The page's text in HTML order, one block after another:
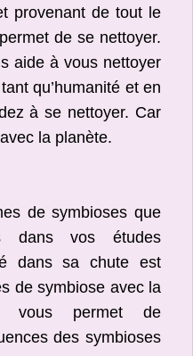
provenant de tout le
de se nettoyer.
aide à vous nettoyer
qu’humanité et en
à se nettoyer. Car
la planète.
de symbioses que
dans vos études
dans sa chute est
de symbiose avec la
vous permet de
des symbioses